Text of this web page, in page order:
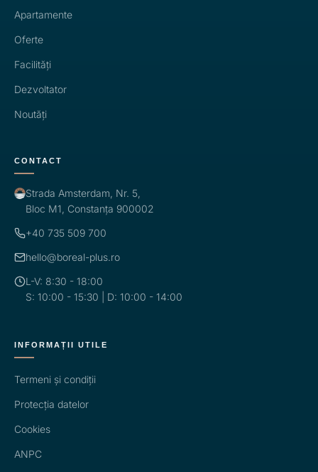
Apartamente
Oferte
Facilități
Dezvoltator
Noutăți
CONTACT
Strada Amsterdam, Nr. 5,
Bloc M1, Constanța 900002
+40 735 509 700
hello@boreal-plus.ro
L-V: 8:30 - 18:00
S: 10:00 - 15:30 | D: 10:00 - 14:00
INFORMAȚII UTILE
Termeni și condiții
Protecția datelor
Cookies
ANPC